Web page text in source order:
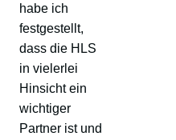
habe ich
festgestellt,
dass die HLS
in vielerlei
Hinsicht ein
wichtiger
Partner ist und